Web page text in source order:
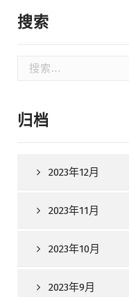
搜索
归档
2023年12月
2023年11月
2023年10月
2023年9月